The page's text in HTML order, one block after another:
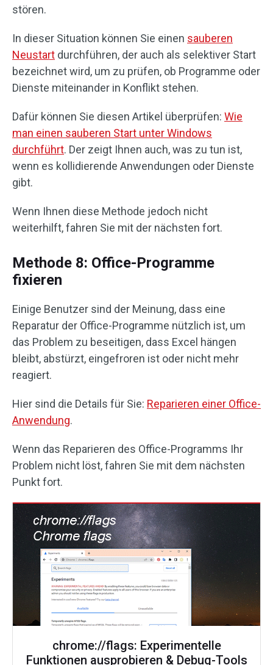
stören.
In dieser Situation können Sie einen sauberen
Neustart durchführen, der auch als selektiver Start
bezeichnet wird, um zu prüfen, ob Programme oder
Dienste miteinander in Konflikt stehen.
Dafür können Sie diesen Artikel überprüfen: Wie
man einen sauberen Start unter Windows
durchführt. Der zeigt Ihnen auch, was zu tun ist,
wenn es kollidierende Anwendungen oder Dienste
gibt.
Wenn Ihnen diese Methode jedoch nicht
weiterhilft, fahren Sie mit der nächsten fort.
Methode 8: Office-Programme
fixieren
Einige Benutzer sind der Meinung, dass eine
Reparatur der Office-Programme nützlich ist, um
das Problem zu beseitigen, dass Excel hängen
bleibt, abstürzt, eingefroren ist oder nicht mehr
reagiert.
Hier sind die Details für Sie: Reparieren einer Office-
Anwendung.
Wenn das Reparieren des Office-Programms Ihr
Problem nicht löst, fahren Sie mit dem nächsten
Punkt fort.
chrome://flags: Experimentelle
Funktionen ausprobieren & Debug-Tools